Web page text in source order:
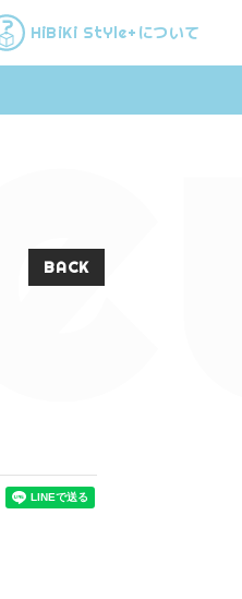
Join
HiBiKi StYle+ について
BACK